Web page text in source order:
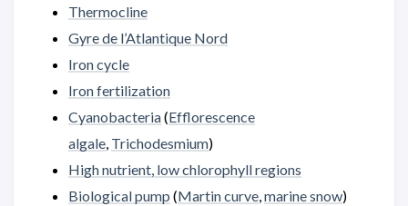
Thermocline
Gyre de l’Atlantique Nord
Iron cycle
Iron fertilization
Cyanobacteria(Efflorescence
algale, Trichodesmium)
High nutrient, low chlorophyll regions
Biological pump (Martin curve,marine snow)